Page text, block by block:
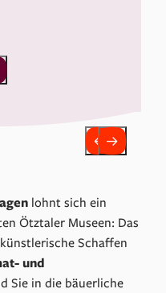
lohnt sich ein
Ötztaler Museen: Das
Schaffen
und
Sie in die bäuerliche